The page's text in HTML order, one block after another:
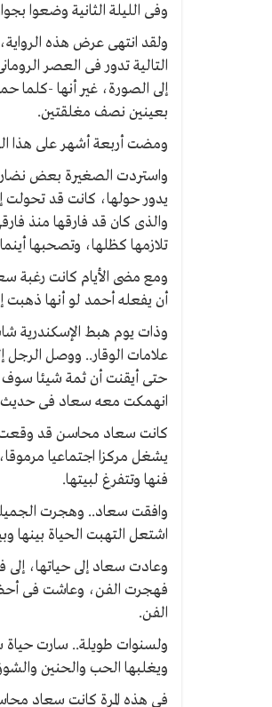
وفى الليلة الثانية وضعوا
ولقد انتهى عرض هذه
التالية تدور فى العصر
إلى الصورة، غير أنها -كلما
بعينين نصف مغلقتين.
ومضت أربعة أشهر على هذا
واستردت الصغيرة بعض
يدور حولها، كانت قد
والذى كان قد فارقها منذ
تلازمها كظلها، وتصحبها
ومع مضى الأيام كانت رغبة
أن يفعله أحمد لو أنها ذهبت
وذات يوم هبط الإسكندرية
علامات الوقار.. ووصل
حتى أيقنت أن ثمة شيئا سوف
انهمكت معه سعاد فى حديث
كانت سعاد محاسن قد وقعت
يشغل مركزا اجتماعيا
فنها وتتفرغ لبيتها.
وافقت سعاد.. وهجرت
اشتعل التهبت الحياة بينها
وعادت سعاد إلى حياتها،
فهجرت الفن، وعاشت فى
الفن.
ولسنوات طويلة.. سارت
ويغلبها الحب والحنين
فى هذه المرة كانت سعاد